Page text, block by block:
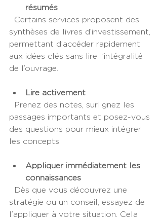
résumés
synthèses de livres d’investissement,
permettant d’accéder rapidement
aux idées clés sans lire l’intégralité
de l’ouvrage.
Lire activement
passages importants et posez-vous
des questions pour mieux intégrer
les concepts.
Appliquer immédiatement les
connaissances
stratégie ou un conseil, essayez de
l’appliquer à votre situation. Cela